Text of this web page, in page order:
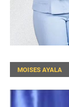
MOISES AYALA